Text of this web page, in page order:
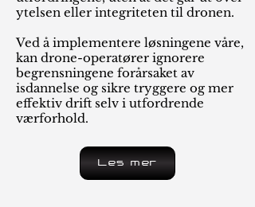
ytelsen eller integriteten til dronen.
Ved å implementere løsningene våre,
kan drone-operatører ignorere
begrensningene forårsaket av
isdannelse og sikre tryggere og mer
effektiv drift selv i utfordrende
værforhold.
Les mer